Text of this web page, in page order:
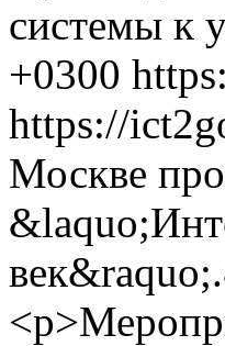
системы к
+0300
https://
Москве